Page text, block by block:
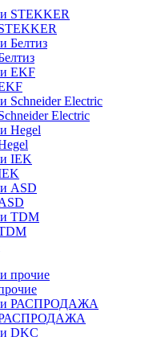
Electric
РАСПРОДАЖА